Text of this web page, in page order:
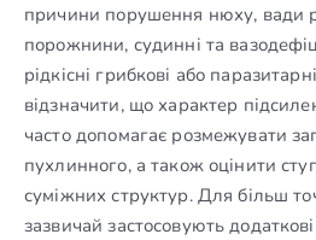
причини порушення нюху, вади
порожнини, судинні та
рідкісні грибкові або
відзначити, що характер
часто допомагає розмежувати
пухлинного, а також оцінити
суміжних структур. Для більш
зазвичай застосовують